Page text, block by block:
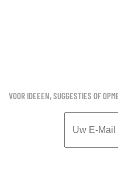
VOOR IDEEEN, SUGGESTIES OF